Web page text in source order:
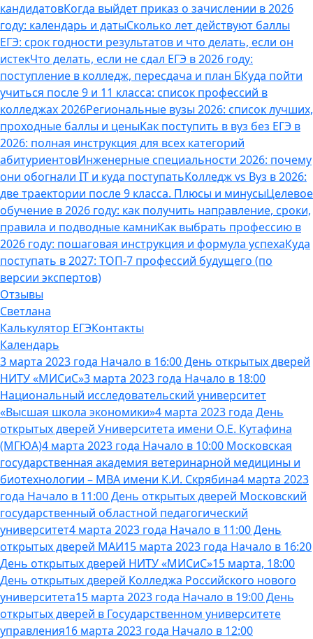
кандидатовКогда выйдет приказ о зачислении в 2026
году: календарь и датыСколько лет действуют баллы
ЕГЭ: срок годности результатов и что делать, если он
истекЧто делать, если не сдал ЕГЭ в 2026 году:
поступление в колледж, пересдача и план БКуда пойти
учиться после 9 и 11 класса: список профессий в
колледжах 2026Региональные вузы 2026: список лучших,
проходные баллы и ценыКак поступить в вуз без ЕГЭ в
2026: полная инструкция для всех категорий
абитуриентовИнженерные специальности 2026: почему
они обогнали IT и куда поступатьКолледж vs Вуз в 2026:
две траектории после 9 класса. Плюсы и минусыЦелевое
обучение в 2026 году: как получить направление, сроки,
правила и подводные камниКак выбрать профессию в
2026 году: пошаговая инструкция и формула успехаКуда
поступать в 2027: ТОП-7 профессий будущего (по
версии экспертов)
Отзывы
Светлана
Калькулятор ЕГЭКонтакты
Календарь
3 марта 2023 года Начало в 16:00 День открытых дверей
НИТУ «МИСиС»3 марта 2023 года Начало в 18:00
Национальный исследовательский университет
«Высшая школа экономики»4 марта 2023 года День
открытых дверей Университета имени О.Е. Кутафина
(МГЮА)4 марта 2023 года Начало в 10:00 Московская
государственная академия ветеринарной медицины и
биотехнологии – МВА имени К.И. Скрябина4 марта 2023
года Начало в 11:00 День открытых дверей Московский
государственный областной педагогический
университет4 марта 2023 года Начало в 11:00 День
открытых дверей МАИ15 марта 2023 года Начало в 16:20
День открытых дверей НИТУ «МИСиС»15 марта, 18:00
День открытых дверей Колледжа Российского нового
университета15 марта 2023 года Начало в 19:00 День
открытых дверей в Государственном университете
управления16 марта 2023 года Начало в 12:00